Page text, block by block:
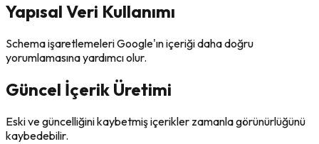
Yapısal Veri Kullanımı
Schema işaretlemeleri Google'ın içeriği daha doğru
yorumlamasına yardımcı olur.
Güncel İçerik Üretimi
Eski ve güncelliğini kaybetmiş içerikler zamanla görünürlüğünü
kaybedebilir.